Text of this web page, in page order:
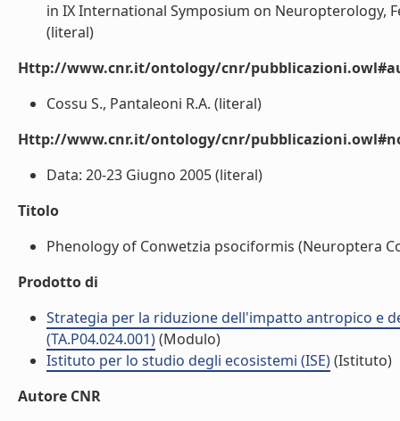
in IX International Symposium on Neuropterology,
(literal)
Http://www.cnr.it/ontology/cnr/
Cossu S., Pantaleoni R.A. (literal)
Http://www.cnr.it/ontology/cnr/
Data: 20-23 Giugno 2005 (literal)
Titolo
Phenology of Conwetzia psociformis (Neuroptera
Prodotto di
Strategia per la riduzione dell'impatto antropico e
(TA.P04.024.001)(Modulo)
Istituto per lo studio degli ecosistemi (ISE)(Istituto)
Autore CNR